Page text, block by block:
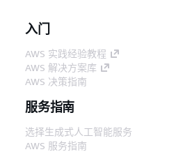
入门
AWS 实践经验教程
AWS 解决方案库
AWS 决策指南
服务指南
选择生成式人工智能服务
AWS 服务指南